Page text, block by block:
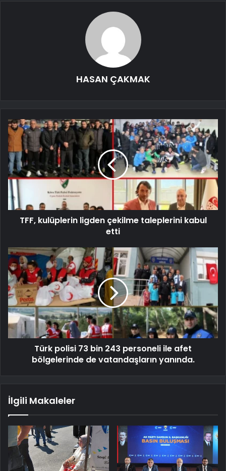
HASAN ÇAKMAK
TFF, kulüplerin ligden çekilme taleplerini kabul
etti
Türk polisi 73 bin 243 personeli ile afet
bölgelerinde de vatandaşların yanında.
İlgili Makaleler